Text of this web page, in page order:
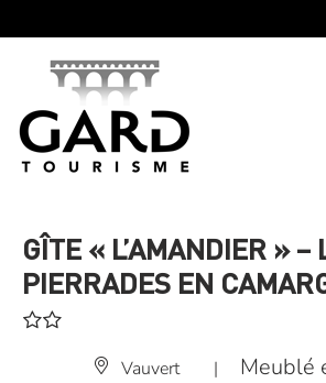
GÎTE « L’AMANDIER » –
PIERRADES EN
Vauvert | Meublé